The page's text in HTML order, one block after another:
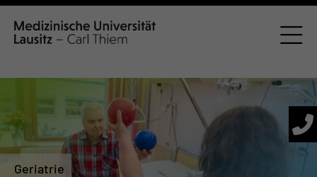
Geriatrie